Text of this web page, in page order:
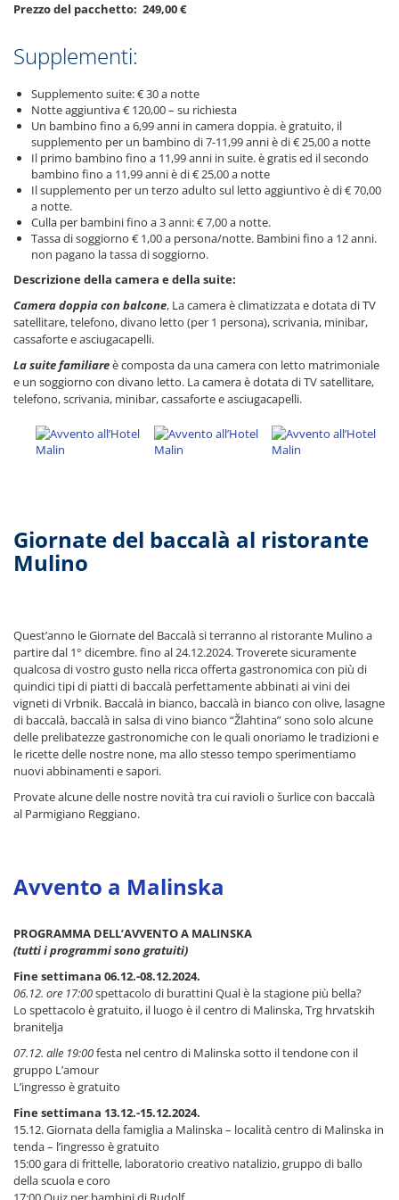
Prezzo del pacchetto: 249,00 €
Supplementi:
Supplemento suite: € 30 a notte
Notte aggiuntiva € 120,00 – su richiesta
Un bambino fino a 6,99 anni in camera doppia. è gratuito, il
supplemento per un bambino di 7-11,99 anni è di € 25,00 a notte
Il primo bambino fino a 11,99 anni in suite. è gratis ed il secondo
bambino fino a 11,99 anni è di € 25,00 a notte
Il supplemento per un terzo adulto sul letto aggiuntivo è di € 70,00
a notte.
Culla per bambini fino a 3 anni: € 7,00 a notte.
Tassa di soggiorno € 1,00 a persona/notte. Bambini fino a 12 anni.
non pagano la tassa di soggiorno.
Descrizione della camera e della suite:
Camera doppia con balcone, La camera è climatizzata e dotata di TV
satellitare, telefono, divano letto (per 1 persona), scrivania, minibar,
cassaforte e asciugacapelli.
La suite familiareè composta da una camera con letto matrimoniale
e un soggiorno con divano letto. La camera è dotata di TV satellitare,
telefono, scrivania, minibar, cassaforte e asciugacapelli.
Giornate del baccalà al ristorante
Mulino
Quest’anno le Giornate del Baccalà si terranno al ristorante Mulino a
partire dal 1° dicembre. fino al 24.12.2024. Troverete sicuramente
qualcosa di vostro gusto nella ricca offerta gastronomica con più di
quindici tipi di piatti di baccalà perfettamente abbinati ai vini dei
vigneti di Vrbnik. Baccalà in bianco, baccalà in bianco con olive, lasagne
di baccalà, baccalà in salsa di vino bianco “Žlahtina” sono solo alcune
delle prelibatezze gastronomiche con le quali onoriamo le tradizioni e
le ricette delle nostre none, ma allo stesso tempo sperimentiamo
nuovi abbinamenti e sapori.
Provate alcune delle nostre novità tra cui ravioli o šurlice con baccalà
al Parmigiano Reggiano.
Avvento a Malinska
PROGRAMMA DELL’AVVENTO A MALINSKA
(tutti i programmi sono gratuiti)
Fine settimana 06.12.-08.12.2024.
06.12. ore 17:00spettacolo di burattini Qual è la stagione più bella?
Lo spettacolo è gratuito, il luogo è il centro di Malinska, Trg hrvatskih
branitelja
07.12. alle 19:00festa nel centro di Malinska sotto il tendone con il
gruppo L’amour
L’ingresso è gratuito
Fine settimana 13.12.-15.12.2024.
15.12. Giornata della famiglia a Malinska – località centro di Malinska in
tenda – l’ingresso è gratuito
15:00 gara di frittelle, laboratorio creativo natalizio, gruppo di ballo
della scuola e coro